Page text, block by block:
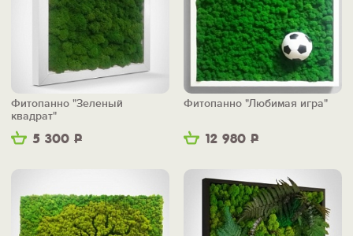
5 300 Р
Фитопанно "Зеленый
квадрат"
12 980 Р
Фитопанно "Любимая игра"